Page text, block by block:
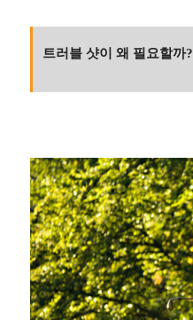
트러블 샷이 왜 필요할까?